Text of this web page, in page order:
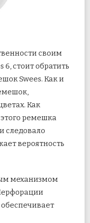
своим
стоит обратить
Swees. Как и
Как
ремешка
следовало
вероятность
механизмом